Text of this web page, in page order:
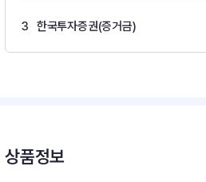
3 한국투자증권(증거금)
상품정보